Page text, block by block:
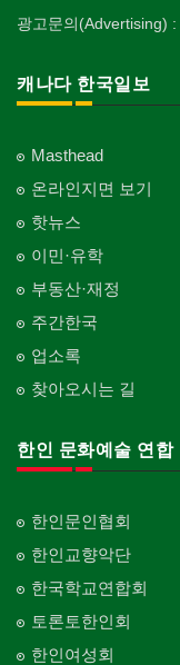
광고문의(Advertising) :
캐나다 한국일보
Masthead
온라인지면 보기
핫뉴스
이민·유학
부동산·재정
주간한국
업소록
찾아오시는 길
한인 문화예술 연합
한인문인협회
한인교향악단
한국학교연합회
토론토한인회
한인여성회